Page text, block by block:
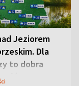
Jeziorem
Dla
to dobra